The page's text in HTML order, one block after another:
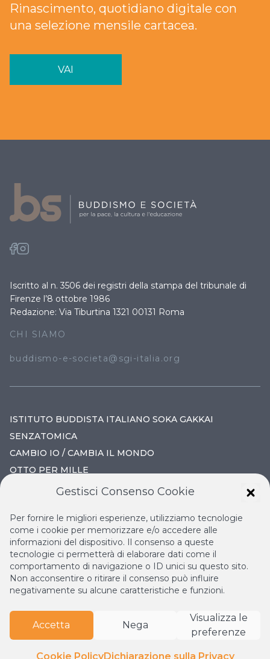
Rinascimento, quotidiano digitale con
una selezione mensile cartacea.
VAI
Iscritto al n. 3506 dei registri della stampa del tribunale di
Firenze l’8 ottobre 1986
Redazione: Via Tiburtina 1321 00131 Roma
CHI SIAMO
buddismo-e-societa@sgi-italia.org
ISTITUTO BUDDISTA ITALIANO SOKA GAKKAI
SENZATOMICA
CAMBIO IO / CAMBIA IL MONDO
OTTO PER MILLE
IL VOLO CONTINUO
LA BIBLIOTECA DI NICHIREN
ESPERIA
Istituto Buddista Italiano Soka Gakkai.
Gestisci Consenso Cookie
Per fornire le migliori esperienze, utilizziamo tecnologie
come i cookie per memorizzare e/o accedere alle
informazioni del dispositivo. Il consenso a queste
tecnologie ci permetterà di elaborare dati come il
comportamento di navigazione o ID unici su questo sito.
Non acconsentire o ritirare il consenso può influire
negativamente su alcune caratteristiche e funzioni.
Accetta Nega
Visualizza le
preferenze
Cookie PolicyDichiarazione sulla Privacy